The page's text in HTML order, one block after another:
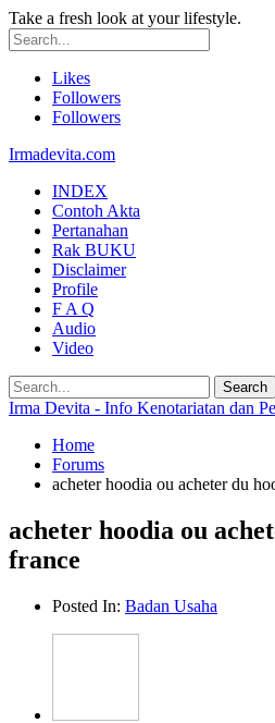
Take a fresh look at your lifestyle.
Likes
Followers
Followers
Irmadevita.com
INDEX
Contoh Akta
Pertanahan
Rak BUKU
Disclaimer
Profile
F A Q
Audio
Video
Irma Devita - Info Kenotariatan dan
Home
Forums
acheter hoodia ou acheter du
acheter hoodia ou
france
Posted In: Badan Usaha